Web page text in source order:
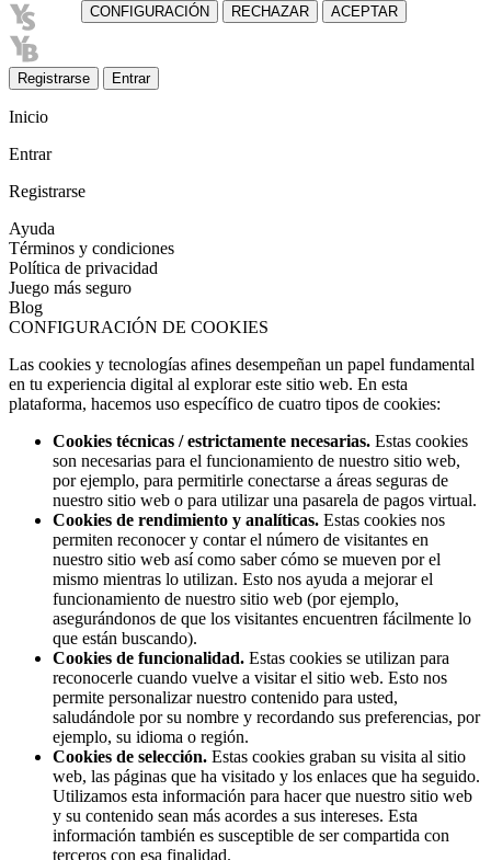
Registrarse Entrar
Inicio
Entrar
Registrarse
Ayuda
Términos y condiciones
Política de privacidad
Juego más seguro
Blog
CONFIGURACIÓN DE COOKIES
Las cookies y tecnologías afines desempeñan un papel fundamental
en tu experiencia digital al explorar este sitio web. En esta
plataforma, hacemos uso específico de cuatro tipos de cookies:
Cookies técnicas / estrictamente necesarias. Estas cookies
son necesarias para el funcionamiento de nuestro sitio web,
por ejemplo, para permitirle conectarse a áreas seguras de
nuestro sitio web o para utilizar una pasarela de pagos virtual.
Cookies de rendimiento y analíticas. Estas cookies nos
permiten reconocer y contar el número de visitantes en
nuestro sitio web así como saber cómo se mueven por el
mismo mientras lo utilizan. Esto nos ayuda a mejorar el
funcionamiento de nuestro sitio web (por ejemplo,
asegurándonos de que los visitantes encuentren fácilmente lo
que están buscando).
Cookies de funcionalidad. Estas cookies se utilizan para
reconocerle cuando vuelve a visitar el sitio web. Esto nos
permite personalizar nuestro contenido para usted,
saludándole por su nombre y recordando sus preferencias, por
ejemplo, su idioma o región.
Cookies de selección. Estas cookies graban su visita al sitio
web, las páginas que ha visitado y los enlaces que ha seguido.
Utilizamos esta información para hacer que nuestro sitio web
y su contenido sean más acordes a sus intereses. Esta
información también es susceptible de ser compartida con
terceros con esa finalidad.
CONFIGURACIÓN RECHAZAR ACEPTAR